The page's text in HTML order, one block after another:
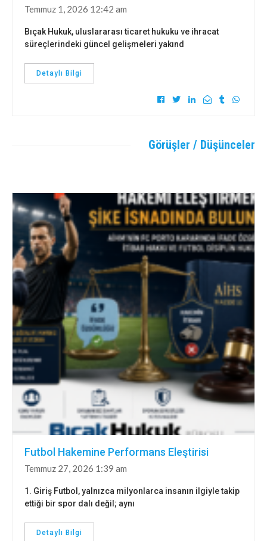
Temmuz 1, 2026 12:42 am
Bıçak Hukuk, uluslararası ticaret hukuku ve ihracat
süreçlerindeki güncel gelişmeleri yakınd
Detaylı Bilgi
Görüşler / Düşünceler
Futbol Hakemine Performans Eleştirisi
Temmuz 27, 2026 1:39 am
1. Giriş Futbol, yalnızca milyonlarca insanın ilgiyle takip
ettiği bir spor dalı değil; aynı
Detaylı Bilgi